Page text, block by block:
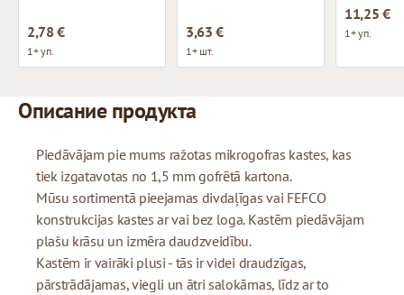
2,78 €
1+ уп.
3,63 €
1+ шт.
11,25 €
1+ уп.
Описание продукта
Piedāvājam pie mums ražotas mikrogofras kastes, kas
tiek izgatavotas no 1,5 mm gofrētā kartona.
Mūsu sortimentā pieejamas divdaļīgas vai FEFCO
konstrukcijas kastes ar vai bez loga. Kastēm piedāvājam
plašu krāsu un izmēra daudzveidību.
Kastēm ir vairāki plusi - tās ir videi draudzīgas,
pārstrādājamas, viegli un ātri salokāmas, līdz ar to